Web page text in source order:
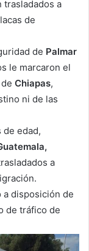
trasladados a
de
de Palmar
le marcaron el
Chiapas,
ni de las
de edad,
a
a disposición de
de tráfico de